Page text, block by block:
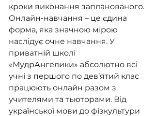
кроки виконання запланованого.
Онлайн-навчання – це єдина
форма, яка значною мірою
наслідує очне навчання. У
приватній школі
«МудрАнгелики» абсолютно всі
учні з першого по дев’ятий клас
працюють онлайн разом з
учителями та тьюторами. Від
української мови до фізкультури